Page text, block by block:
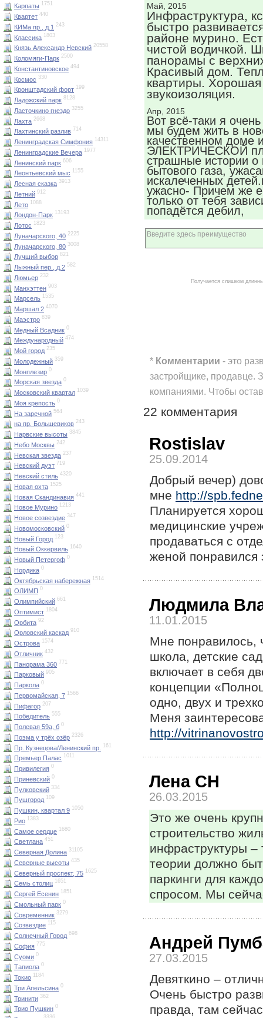
Карпаты 1751
Квартет 440
КИМа пр., д.1 243
Классика 1803
Князь Александр Невский 20558
Коломяги-Парк 2500
Константиновское 494
Космос 330
Кронштадский форт 199
Ладожский парк 8128
Ласточкино гнездо 3255
Лахта 2668
Лахтинский разлив 714
Ленинградская Симфония 14311
Ленинградские Вечера 1977
Ленинский парк 606
Леонтьевский мыс 1155
Лесная сказка 3913
Летний 912
Лето 1088
Лондон-Парк 13193
Лотос 1823
Луначарского, 40 2225
Луначарского, 80 3008
Лучший выбор 821
Лыжный пер., д.2 582
Люмьер 232
Манхэттен 903
Марсель 1535
Маршал 2 4070
Маэстро 839
Медный Всадник 0
Международный 474
Мой город 235
Молодежный 359
Монплезир 0
Морская звезда 0
Московский квартал 1039
Моя крепость 0
На заречной 564
на пр. Большевиков 243
Нарвские высоты 3845
Небо Москвы 242
Невская звезда 237
Невский дуэт 719
Невский стиль 4320
Новая охта 1525
Новая Скандинавия 441
Новое Мурино 1213
Новое созвездие 347
Новомосковский 0
Новый Город 123
Новый Оккервиль 1640
Новый Петергоф 0
Нордика 0
Октябрьская набережная 1514
ОЛИМП 0
Олимпийский 661
Оптимист 1804
Орбита 92
Орловский каскад 910
Острова 1574
Отличник 432
Панорама 360 771
Парковый 905
Паркола 0
Первомайская, 7 1566
Пифагор 207
Победитель 555
Полевая 59а, б 0
Поэма у трёх озёр 2326
Пр. Кузнецова/Ленинский пр. 161
Премьер Палас 1011
Привилегия 0
Приневский 0
Пулковский 334
Пушгород 109
Пушкин, квартал 9 1050
Рио 1383
Самое сердце 1680
Светлана 451
Северная Долина 31105
Северные высоты 435
Северный проспект, 75 1625
Семь столиц 1651
Сергей Есенин 1851
Смольный парк 0
Современник 3279
Созвездие 115
Солнечный Город 698
София 775
Суоми 0
Тапиола 0
Токио 1184
Три Апельсина 0
Тринити 362
Трио Пушкин 0
3336
Май, 2015
Инфраструктура,
быстро
районе мурино.
чистой водичкой.
панорамы с
Красивый дом.
квартиры. Хорошая
звукоизоляция.
Апр, 2015
Вот всё-таки я
мы будем жить в
качественном доме
ЭЛЕКТРИЧЕСКОЙ
страшные истории о
бытового газа,
искалеченных
ужасно- Причем же
только от тебя
попадётся дебил,
Получается слишком
* Комментарии - это
застройщике, продавце.
компаниями. Чтобы
22 комментария
Rostislav
25.09.2014
Добрый вечер)
мне http://
Планируется
медицинские
продаваться с
женой понравился
Людмила
11.01.2015
Мне понравилось,
школа, детские
включает в себя
концепции
одно, двух и
Меня
http://
Лена CН
26.03.2015
Это же очень
строительство
инфраструктуры –
теории должно
паркинги для
спросом. Мы
Андрей
27.03.2015
Девяткино –
Очень быстро
правда, там